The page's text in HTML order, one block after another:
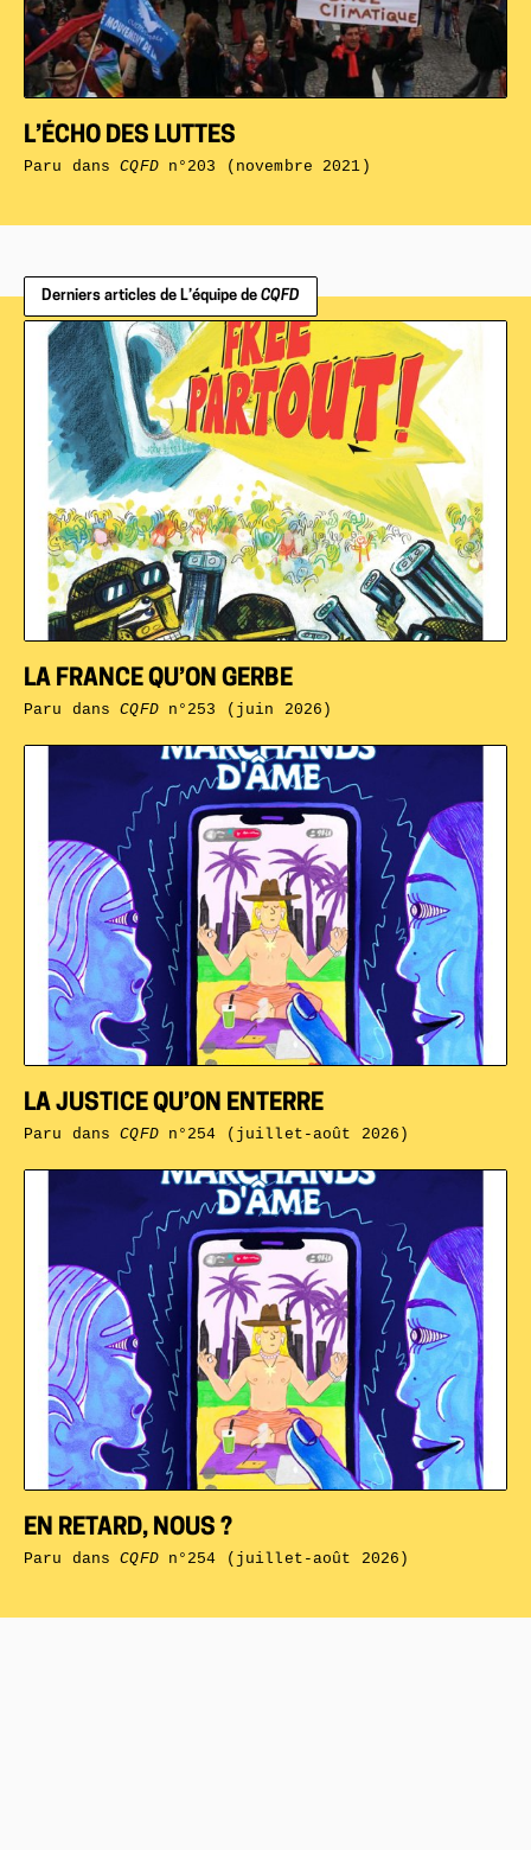
L’ÉCHO DES LUTTES
Paru dansCQFDn°203 (novembre 2021)
Derniers articles de L’équipe de CQFD
EN RETARD, NOUS ?
Paru dansCQFDn°254 (juillet-août 2026)
LA JUSTICE QU’ON ENTERRE
Paru dansCQFDn°254 (juillet-août 2026)
LA FRANCE QU’ON GERBE
Paru dansCQFDn°253 (juin 2026)